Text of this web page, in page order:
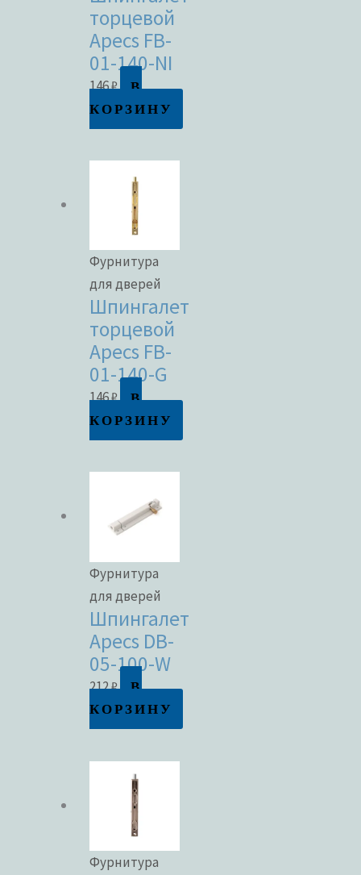
торцевой
Apecs FB-
01-140-NI
146₽
В
КОРЗИНУ
Фурнитура
для дверей
Шпингалет
торцевой
Apecs FB-
01-140-G
146₽
В
КОРЗИНУ
Фурнитура
для дверей
Шпингалет
Apecs DB-
05-100-W
212₽
В
КОРЗИНУ
Фурнитура